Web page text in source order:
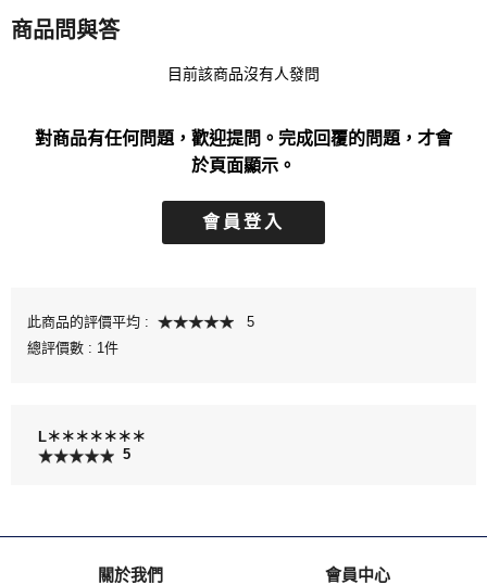
商品問與答
目前該商品沒有人發問
對商品有任何問題，歡迎提問。完成回覆的問題，才會
於頁面顯示。
會員登入
此商品的評價平均 :
5
總評價數 : 1件
L＊＊＊＊＊＊＊
5
關於我們 會員中心